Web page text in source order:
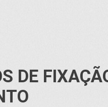
DE